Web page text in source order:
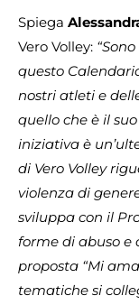
Spiega
Vero Volley:
questo
nostri atleti e
quello che è il
iniziativa è
di Vero Volley
violenza di
sviluppa con il
forme di abuso e
proposta “Mi
tematiche si